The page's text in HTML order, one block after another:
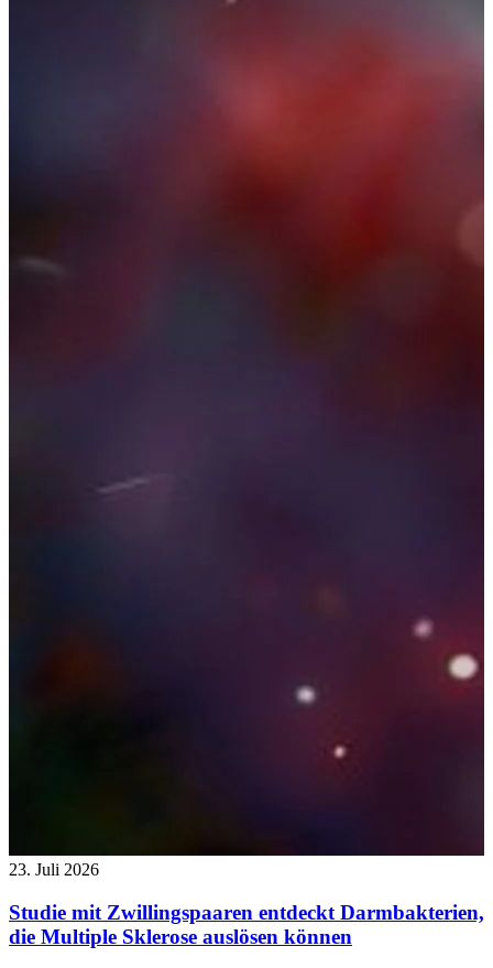
23. Juli 2026
Studie mit Zwillingspaaren entdeckt Darmbakterien,
die Multiple Sklerose auslösen können